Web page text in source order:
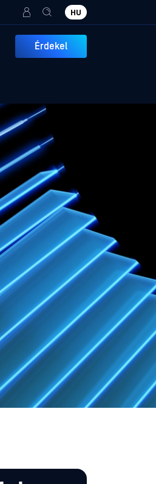
HU
Érdekel